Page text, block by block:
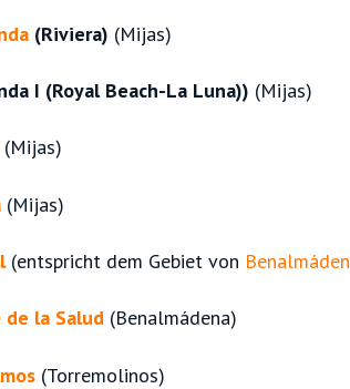
(Riviera) (Mijas)
I (Royal Beach-La Luna)) (Mijas)
(Mijas)
(Mijas)
(entspricht dem Gebiet von
la Salud (Benalmádena)
(Torremolinos)